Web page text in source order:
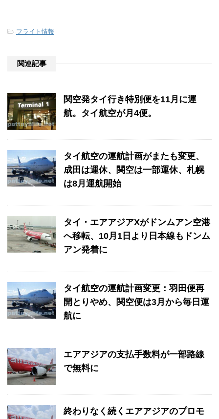
-フライト情報
関連記事
関空発タイ行き特別便を11月に運
航。タイ航空が月4便。
タイ航空の運航計画がまたも変更、
成田は運休、関空は一部運休、札幌
は8月運航開始
タイ・エアアジアXがドンムアン空港
へ移転、10月1日より日本線もドンム
アン発着に
タイ航空の運航計画変更：羽田便再
開とりやめ、関空便は3月から毎日運
航に
エアアジアの支払手数料が一部路線
で無料に
終わりなく続くエアアジアのプロモ